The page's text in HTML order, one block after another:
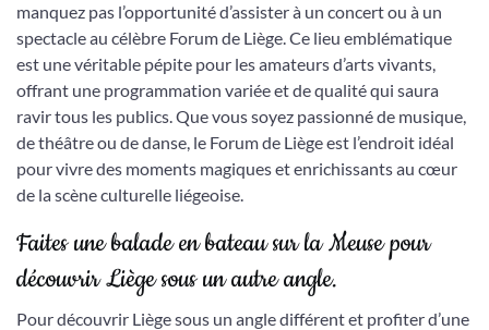
manquez pas l’opportunité d’assister à un concert ou à un
spectacle au célèbre Forum de Liège. Ce lieu emblématique
est une véritable pépite pour les amateurs d’arts vivants,
offrant une programmation variée et de qualité qui saura
ravir tous les publics. Que vous soyez passionné de musique,
de théâtre ou de danse, le Forum de Liège est l’endroit idéal
pour vivre des moments magiques et enrichissants au cœur
de la scène culturelle liégeoise.
Faites une balade en bateau sur la Meuse pour
découvrir Liège sous un autre angle.
Pour découvrir Liège sous un angle différent et profiter d’une